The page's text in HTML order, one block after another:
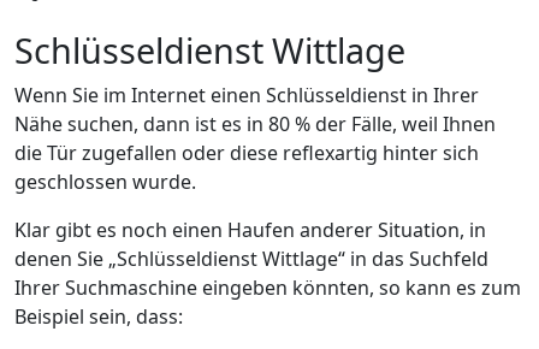
Schlüsseldienst Wittlage
Wenn Sie im Internet einen Schlüsseldienst in Ihrer
Nähe suchen, dann ist es in 80 % der Fälle, weil Ihnen
die Tür zugefallen oder diese reflexartig hinter sich
geschlossen wurde.
Klar gibt es noch einen Haufen anderer Situation, in
denen Sie „Schlüsseldienst Wittlage“ in das Suchfeld
Ihrer Suchmaschine eingeben könnten, so kann es zum
Beispiel sein, dass: